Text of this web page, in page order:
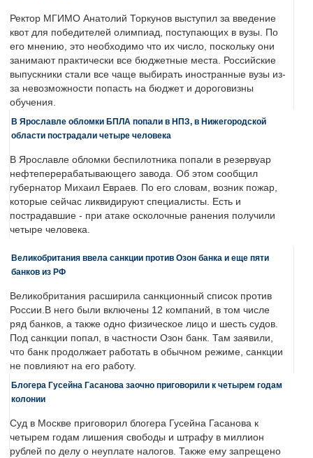
Ректор МГИМО Анатолий Торкунов выступил за введение
квот для победителей олимпиад, поступающих в вузы. По
его мнению, это необходимо что их число, поскольку они
занимают практически все бюджетные места. Российские
выпускники стали все чаще выбирать иностранные вузы из-
за невозможности попасть на бюджет и дороговизны
обучения.
В Ярославле обломки БПЛА попали в НПЗ, в Нижегородской
области пострадали четыре человека
В Ярославле обломки беспилотника попали в резервуар
нефтеперерабатывающего завода. Об этом сообщил
губернатор Михаил Евраев. По его словам, возник пожар,
которые сейчас ликвидируют специалисты. Есть и
пострадавшие - при атаке осколочные ранения получили
четыре человека.
Великобритания ввела санкции против Озон банка и еще пяти
банков из РФ
Великобритания расширила санкционный список против
России.В него были включены 12 компаний, в том числе
ряд банков, а также одно физическое лицо и шесть судов.
Под санкции попал, в частности Озон банк. Там заявили,
что банк продолжает работать в обычном режиме, санкции
не повлияют на его работу.
Блогера Гусейна Гасанова заочно приговорили к четырем годам
колонии
Суд в Москве приговорил блогера Гусейна Гасанова к
четырем годам лишения свободы и штрафу в миллион
рублей по делу о неуплате налогов. Также ему запрещено